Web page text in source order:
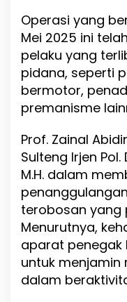
Operasi yang
Mei 2025 ini
pelaku yang
pidana, seperti
bermotor,
premanisme
Prof. Zainal
Sulteng Irjen Pol.
M.H. dalam
terobosan yang
Menurutnya,
aparat penegak
untuk
dalam